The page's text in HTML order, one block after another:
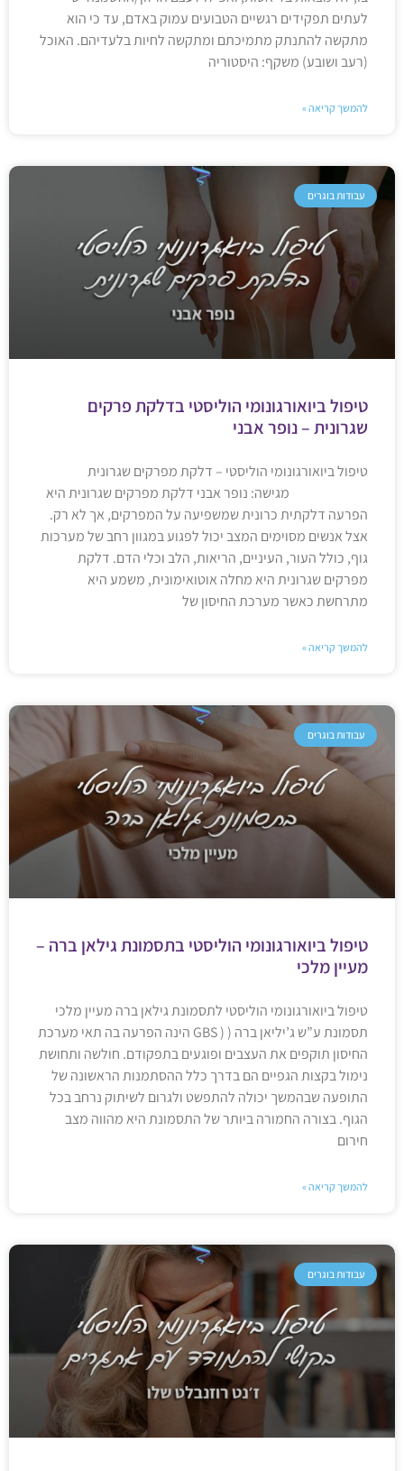
לעתים תפקידים רגשיים הטבועים עמוק באדם, עד כי הוא
מתקשה להתנתק מתמיכתם ומתקשה לחיות בלעדיהם. האוכל
(רעב ושובע) משקף: היסטוריה
להמשך קריאה »
עבודות בוגרים
טיפול ביואורגונומי הוליסטי בדלקת פרקים
שגרונית – נופר אבני
טיפול ביואורגונומי הוליסטי – דלקת מפרקים שגרונית
מגישה: נופר אבני דלקת מפרקים שגרונית היא
הפרעה דלקתית כרונית שמשפיעה על המפרקים, אך לא רק.
אצל אנשים מסוימים המצב יכול לפגוע במגוון רחב של מערכות
גוף, כולל העור, העיניים, הריאות, הלב וכלי הדם. דלקת
מפרקים שגרונית היא מחלה אוטואימונית, משמע היא
מתרחשת כאשר מערכת החיסון של
להמשך קריאה »
עבודות בוגרים
טיפול ביואורגונומי הוליסטי בתסמונת גילאן ברה –
מעיין מלכי
טיפול ביואורגונומי הוליסטי לתסמונת גילאן ברה מעיין מלכי
תסמונת ע”ש ג’יליאן ברה ( ( GBS הינה הפרעה בה תאי מערכת
החיסון תוקפים את העצבים ופוגעים בתפקודם. חולשה ותחושת
נימול בקצות הגפיים הם בדרך כלל ההסתמנות הראשונה של
התופעה שבהמשך יכולה להתפשט ולגרום לשיתוק נרחב בכל
הגוף. בצורה החמורה ביותר של התסמונת היא מהווה מצב
חירום
להמשך קריאה »
עבודות בוגרים